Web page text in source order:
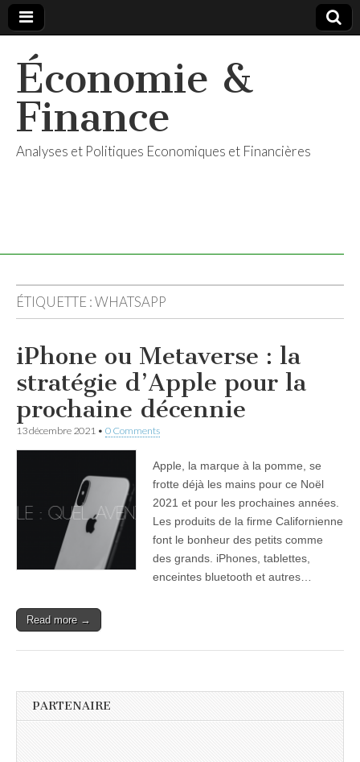
Économie &
Finance
Analyses et Politiques Economiques et Financières
ÉTIQUETTE :WHATSAPP
iPhone ou Metaverse : la
stratégie d’Apple pour la
prochaine décennie
13 décembre 2021 • 0 Comments
Apple, la marque à la pomme, se
frotte déjà les mains pour ce Noël
2021 et pour les prochaines années.
Les produits de la firme Californienne
font le bonheur des petits comme
des grands. iPhones, tablettes,
enceintes bluetooth et autres…
Read more →
PARTENAIRE